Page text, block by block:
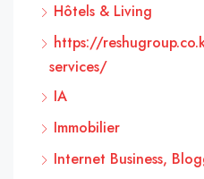
Hôtels & Living
https://
services/
IA
Immobilier
Internet Business,